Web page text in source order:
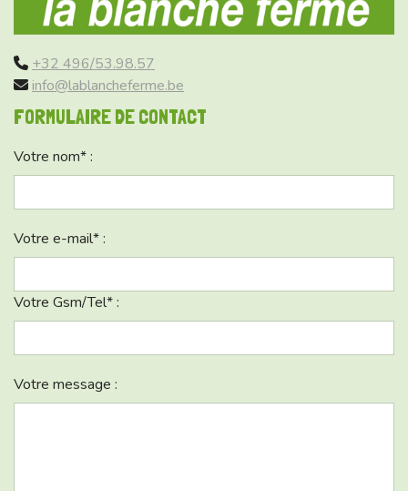
+32 496/53.98.57
info@lablancheferme.be
FORMULAIRE DE CONTACT
Votre nom* :
Votre e-mail* :
Votre Gsm/Tel* :
Votre message :